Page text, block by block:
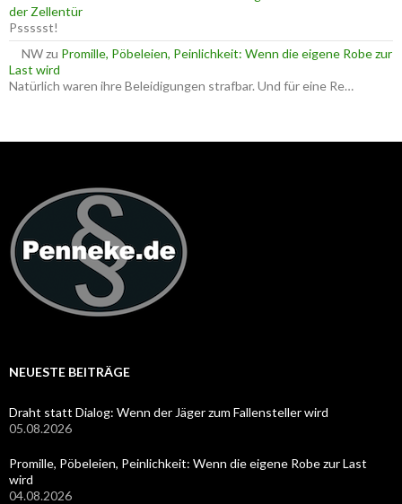
der Zellentür
Pssssst!
NWzu Promille, Pöbeleien, Peinlichkeit: Wenn die eigene Robe zur
Last wird
Natürlich waren ihre Beleidigungen strafbar. Und für eine Re…
NEUESTE BEITRÄGE
Draht statt Dialog: Wenn der Jäger zum Fallensteller wird
05.08.2026
Promille, Pöbeleien, Peinlichkeit: Wenn die eigene Robe zur Last
wird
04.08.2026